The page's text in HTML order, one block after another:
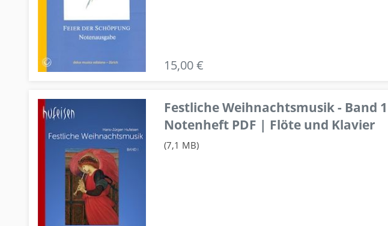
15,00 €
Festliche Weihnachtsmusik - Band 1
Notenheft PDF | Flöte und Klavier
(7,1 MB)